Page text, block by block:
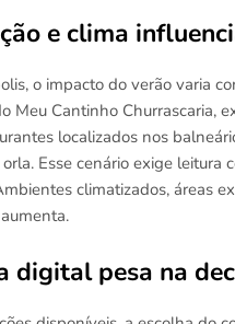
e clima
o impacto do verão varia
Meu Cantinho Churrascaria,
localizados nos
Esse cenário exige
climatizados, áreas
digital pesa na